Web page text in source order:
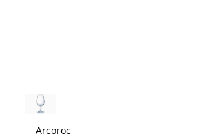
Arcoroc